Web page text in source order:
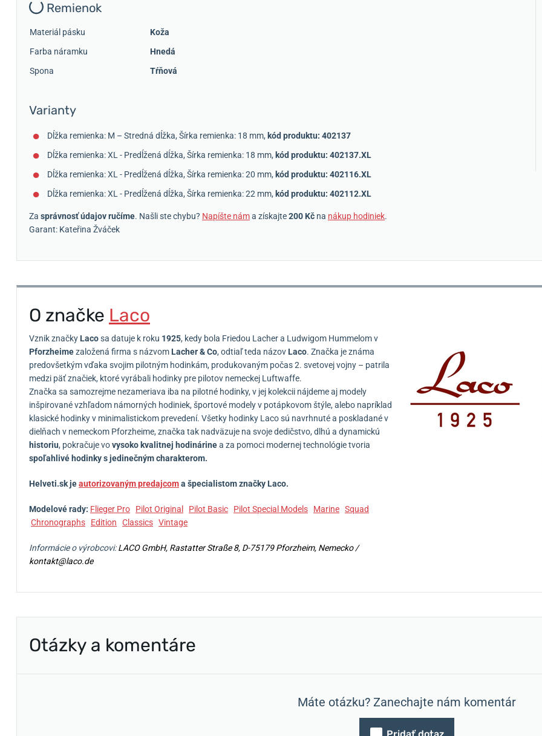
Remienok
Materiál pásku
Koža
Farba náramku
Hnedá
Spona
Tŕňová
Varianty
Dĺžka remienka: M – Stredná dĺžka, Šírka remienka: 18 mm, kód produktu: 402137
Dĺžka remienka: XL - Predĺžená dĺžka, Šírka remienka: 18 mm, kód produktu: 402137.XL
Dĺžka remienka: XL - Predĺžená dĺžka, Šírka remienka: 20 mm, kód produktu: 402116.XL
Dĺžka remienka: XL - Predĺžená dĺžka, Šírka remienka: 22 mm, kód produktu: 402112.XL
Za správnosť údajov ručíme. Našli ste chybu? Napíšte náma získajte200 Kč na nákup hodiniek.
Garant: Kateřina Žváček
O značke Laco
Vznik značky Lacosa datuje k roku 1925, kedy bola Friedou Lacher a Ludwigom Hummelom v
Pforzheimezaložená firma s názvom Lacher & Co, odtiaľ teda názov Laco. Značka je známa
predovšetkým vďaka svojim pilotným hodinkám, produkovaným počas 2. svetovej vojny – patrila
medzi päť značiek, ktoré vyrábali hodinky pre pilotov nemeckej Luftwaffe.
Značka sa samozrejme nezameriava iba na pilotné hodinky, v jej kolekcii nájdeme aj modely
inšpirované vzhľadom námorných hodiniek, športové modely v potápkovom štýle, alebo napríklad
klasické hodinky v minimalistickom prevedení. Všetky hodinky Laco sú navrhnuté a poskladané v
dielňach v nemeckom Pforzheime, značka tak nadväzuje na svoje dedičstvo, dlhú a dynamickú
historiu, pokračuje vovysoko kvalitnej hodinárinea za pomoci modernej technológie tvoria
spoľahlivé hodinky s jedinečným charakterom.
Helveti.sk jeautorizovaným predajcoma špecialistom značky Laco.
Modelové rady: Flieger Pro Pilot Original Pilot Basic Pilot Special Models Marine Squad
Chronographs
Edition Classics Vintage
Informácie o výrobcovi:LACO GmbH, Rastatter Straße 8, D-75179 Pforzheim, Nemecko /
kontakt@laco.de
Otázky a komentáre
Máte otázku? Zanechajte nám komentár